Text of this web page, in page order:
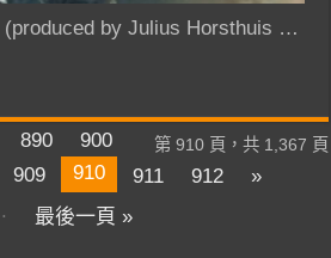
by Julius Horsthuis …
第 910 頁，共 1,367 頁
890
900
909 910 911 912
»
最後一頁 »